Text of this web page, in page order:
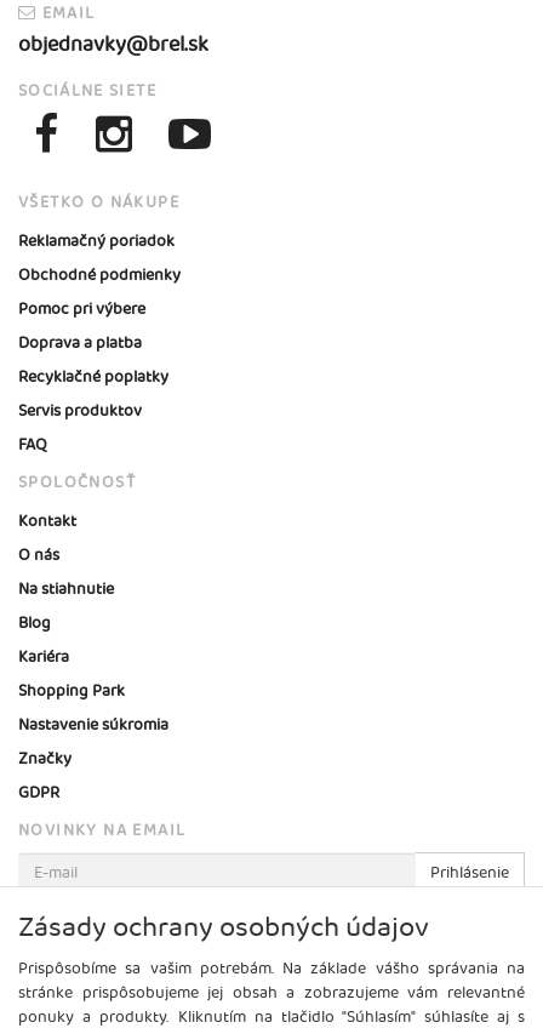
EMAIL
objednavky@brel.sk
SOCIÁLNE SIETE
VŠETKO O NÁKUPE
Reklamačný poriadok
Obchodné podmienky
Pomoc pri výbere
Doprava a platba
Recyklačné poplatky
Servis produktov
FAQ
SPOLOČNOSŤ
Kontakt
O nás
Na stiahnutie
Blog
Kariéra
Shopping Park
Nastavenie súkromia
Značky
GDPR
NOVINKY NA EMAIL
Prihlásenie
Viac informácií o tejto službe
Zásady ochrany osobných údajov
Prispôsobíme sa vašim potrebám. Na základe vášho správania na
stránke prispôsobujeme jej obsah a zobrazujeme vám relevantné
ponuky a produkty. Kliknutím na tlačidlo "Súhlasím" súhlasíte aj s